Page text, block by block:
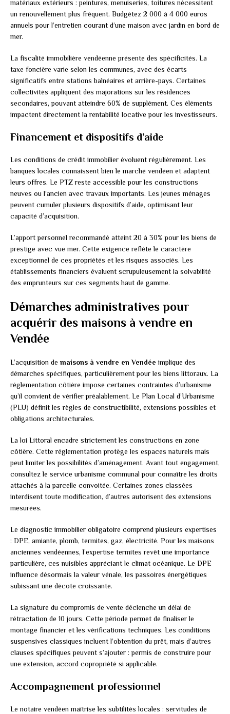
matériaux extérieurs : peintures, menuiseries, toitures nécessitent
un renouvellement plus fréquent. Budgétez 2 000 à 4 000 euros
annuels pour l’entretien courant d’une maison avec jardin en bord de
mer.
La fiscalité immobilière vendéenne présente des spécificités. La
taxe foncière varie selon les communes, avec des écarts
significatifs entre stations balnéaires et arrière-pays. Certaines
collectivités appliquent des majorations sur les résidences
secondaires, pouvant atteindre 60% de supplément. Ces éléments
impactent directement la rentabilité locative pour les investisseurs.
Financement et dispositifs d’aide
Les conditions de crédit immobilier évoluent régulièrement. Les
banques locales connaissent bien le marché vendéen et adaptent
leurs offres. Le PTZ reste accessible pour les constructions
neuves ou l’ancien avec travaux importants. Les jeunes ménages
peuvent cumuler plusieurs dispositifs d’aide, optimisant leur
capacité d’acquisition.
L’apport personnel recommandé atteint 20 à 30% pour les biens de
prestige avec vue mer. Cette exigence reflète le caractère
exceptionnel de ces propriétés et les risques associés. Les
établissements financiers évaluent scrupuleusement la solvabilité
des emprunteurs sur ces segments haut de gamme.
Démarches administratives pour
acquérir des maisons à vendre en
Vendée
L’acquisition de maisons à vendre en Vendée implique des
démarches spécifiques, particulièrement pour les biens littoraux. La
réglementation côtière impose certaines contraintes d’urbanisme
qu’il convient de vérifier préalablement. Le Plan Local d’Urbanisme
(PLU) définit les règles de constructibilité, extensions possibles et
obligations architecturales.
La loi Littoral encadre strictement les constructions en zone
côtière. Cette réglementation protège les espaces naturels mais
peut limiter les possibilités d’aménagement. Avant tout engagement,
consultez le service urbanisme communal pour connaître les droits
attachés à la parcelle convoitée. Certaines zones classées
interdisent toute modification, d’autres autorisent des extensions
mesurées.
Le diagnostic immobilier obligatoire comprend plusieurs expertises
: DPE, amiante, plomb, termites, gaz, électricité. Pour les maisons
anciennes vendéennes, l’expertise termites revêt une importance
particulière, ces nuisibles appréciant le climat océanique. Le DPE
influence désormais la valeur vénale, les passoires énergétiques
subissant une décote croissante.
La signature du compromis de vente déclenche un délai de
rétractation de 10 jours. Cette période permet de finaliser le
montage financier et les vérifications techniques. Les conditions
suspensives classiques incluent l’obtention du prêt, mais d’autres
clauses spécifiques peuvent s’ajouter : permis de construire pour
une extension, accord copropriété si applicable.
Accompagnement professionnel
Le notaire vendéen maîtrise les subtilités locales : servitudes de